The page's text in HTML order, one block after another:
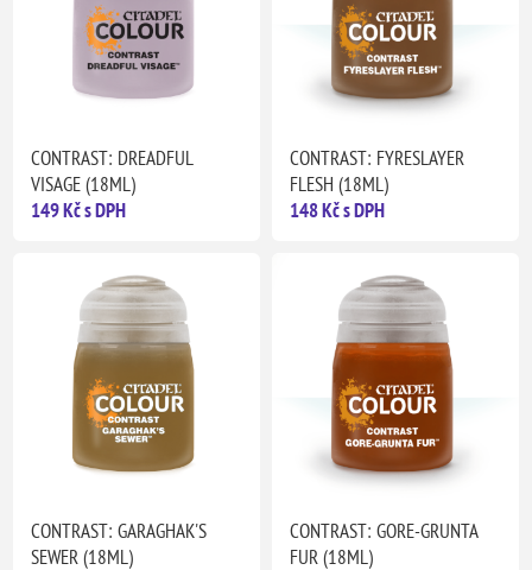
CONTRAST: DREADFUL
VISAGE (18ML)
149 Kč s DPH
CONTRAST: FYRESLAYER
FLESH (18ML)
148 Kč s DPH
CONTRAST: GARAGHAK'S
SEWER (18ML)
CONTRAST: GORE-GRUNTA
FUR (18ML)